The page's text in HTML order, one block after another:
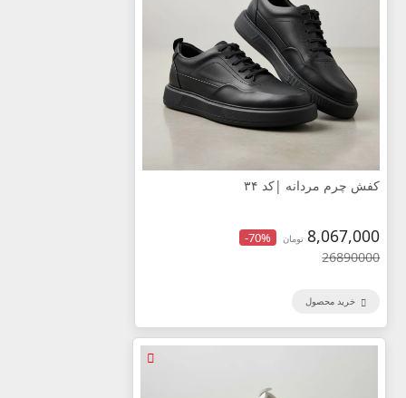
کفش چرم مردانه |‌کد ۳۴
8,067,000 تومان -70%
26890000
خرید محصول